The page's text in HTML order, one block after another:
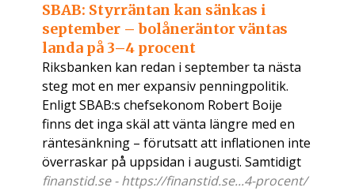
SBAB: Styrräntan kan sänkas i
september – bolåneräntor väntas
landa på 3–4 procent
Riksbanken kan redan i september ta nästa
steg mot en mer expansiv penningpolitik.
Enligt SBAB:s chefsekonom Robert Boije
finns det inga skäl att vänta längre med en
räntesänkning – förutsatt att inflationen inte
överraskar på uppsidan i augusti. Samtidigt
finanstid.se - https://finanstid.se...4-procent/